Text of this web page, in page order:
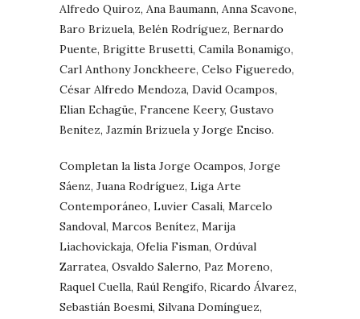
Alfredo Quiroz, Ana Baumann, Anna Scavone,
Baro Brizuela, Belén Rodríguez, Bernardo
Puente, Brigitte Brusetti, Camila Bonamigo,
Carl Anthony Jonckheere, Celso Figueredo,
César Alfredo Mendoza, David Ocampos,
Elian Echagüe, Francene Keery, Gustavo
Benítez, Jazmín Brizuela y Jorge Enciso.
Completan la lista Jorge Ocampos, Jorge
Sáenz, Juana Rodríguez, Liga Arte
Contemporáneo, Luvier Casali, Marcelo
Sandoval, Marcos Benítez, Marija
Liachovickaja, Ofelia Fisman, Ordúval
Zarratea, Osvaldo Salerno, Paz Moreno,
Raquel Cuella, Raúl Rengifo, Ricardo Álvarez,
Sebastián Boesmi, Silvana Domínguez,